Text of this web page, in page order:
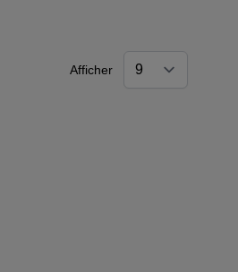
Afficher